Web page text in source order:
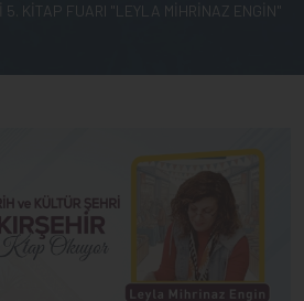
5. KİTAP FUARI "LEYLA MİHRİNAZ ENGİN"